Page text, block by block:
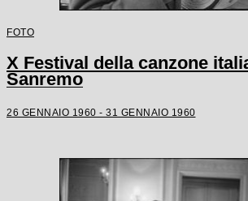
FOTO
X Festival della canzone
Sanremo
26 GENNAIO 1960 - 31 GENNAIO 1960